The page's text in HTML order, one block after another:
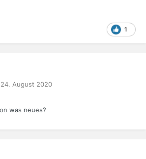
1
24. August 2020
was neues?